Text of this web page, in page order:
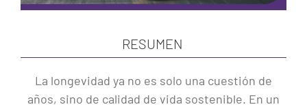
RESUMEN
La longevidad ya no es solo una cuestión de
años, sino de calidad de vida sostenible. En un